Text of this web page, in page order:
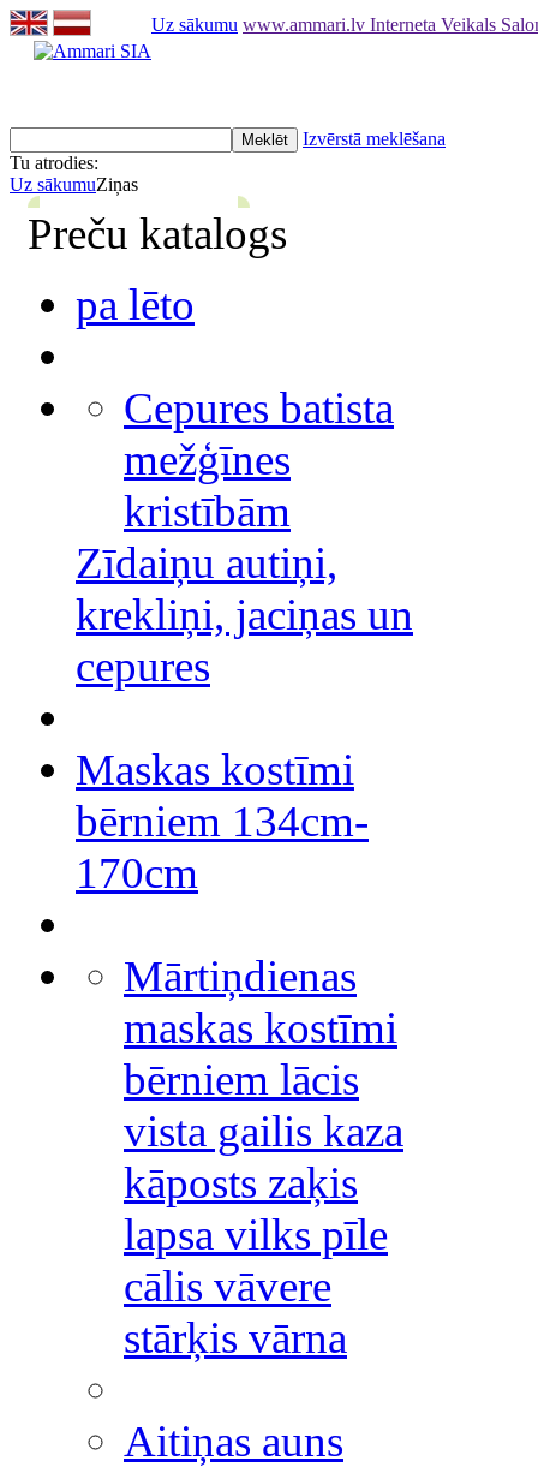
Uz sākumu www.ammari.lv Interneta Veikals
Izvērstā meklēšana
Tu atrodies:
Uz sākumuZiņas
Preču katalogs
pa lēto
Cepures batista
mežģīnes
kristībām
Zīdaiņu autiņi,
krekliņi, jaciņas un
cepures
Maskas kostīmi
bērniem 134cm-
170cm
Mārtiņdienas
maskas kostīmi
bērniem lācis
vista gailis kaza
kāposts zaķis
lapsa vilks pīle
cālis vāvere
stārķis vārna
Aitiņas auns